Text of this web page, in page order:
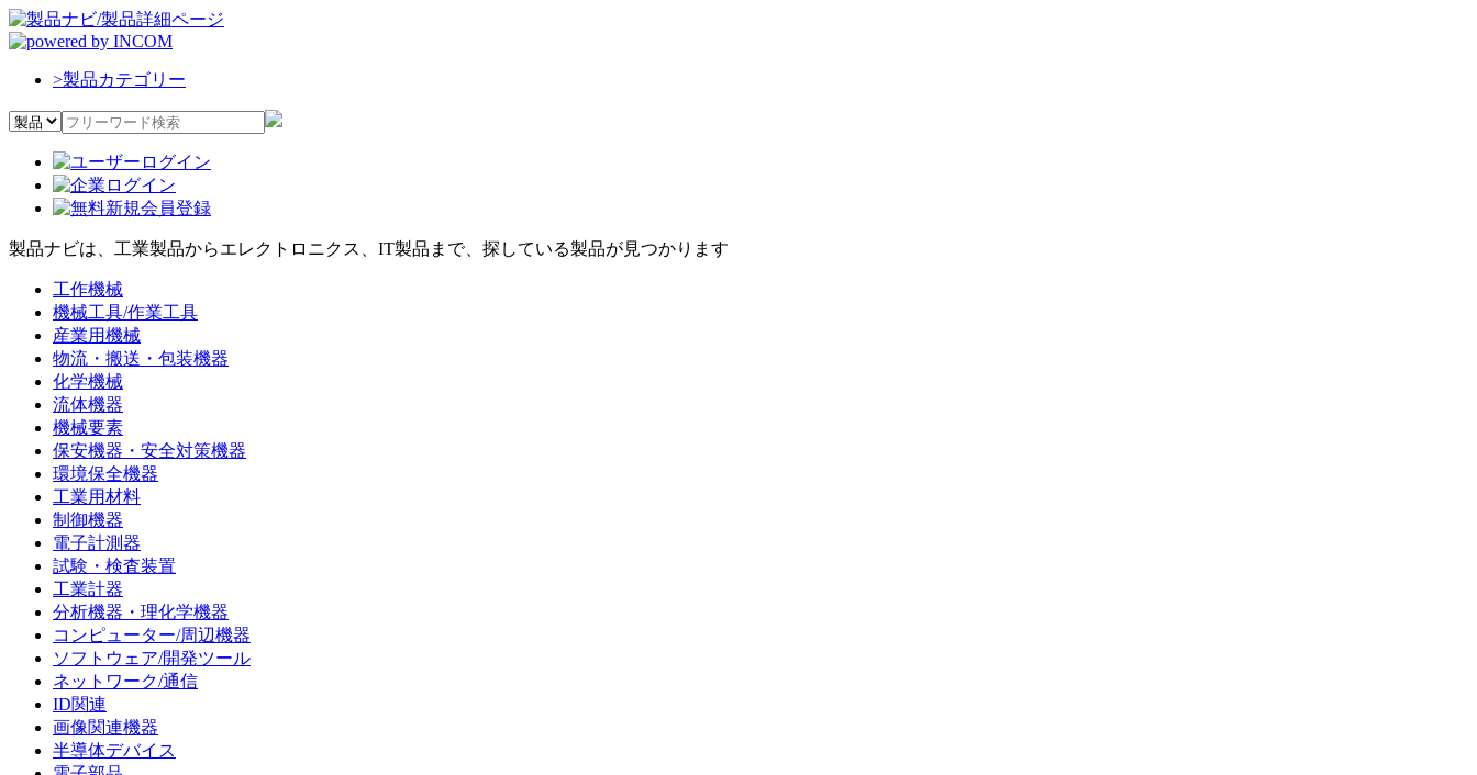
>製品カテゴリー
製品ナビは、工業製品からエレクトロニクス、IT製品まで、探している製品が見つかります
工作機械
機械工具/作業工具
産業用機械
物流・搬送・包装機器
化学機械
流体機器
機械要素
保安機器・安全対策機器
環境保全機器
工業用材料
制御機器
電子計測器
試験・検査装置
工業計器
分析機器・理化学機器
コンピューター/周辺機器
ソフトウェア/開発ツール
ネットワーク/通信
ID関連
画像関連機器
半導体デバイス